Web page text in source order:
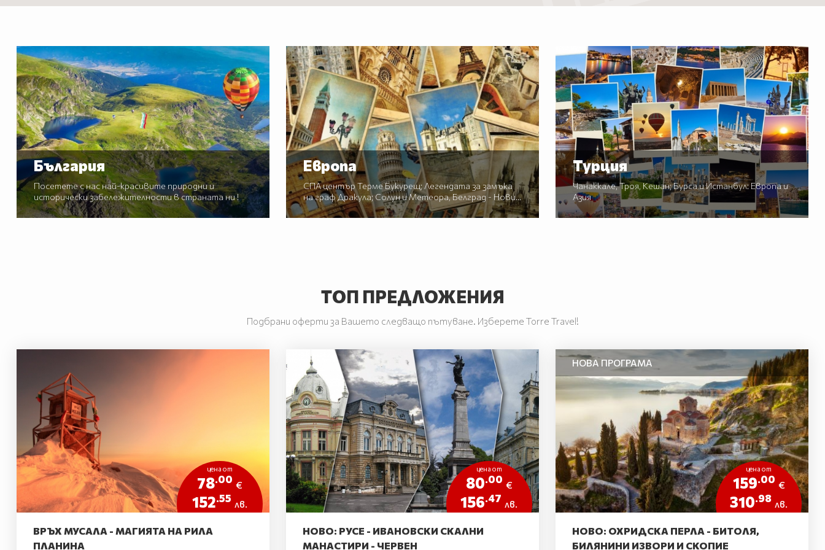
България
Посетете с нас най-красивите природни и
исторически забележителности в страната ни !
Европа
СПА център Терме Букурещ; Легендата за замъка
на граф Дракула; Солун и Метеора, Белград - Нови
Сад - Сремски Карловци - Ниш
Турция
Чанаккале, Троя, Кешан; Бурса и Истанбул: Европа и
Азия
ТОП ПРЕДЛОЖЕНИЯ
Подбрани оферти за Вашето следващо пътуване. Изберете Torre Travel!
цена от
78.00 €
152.55 лв.
ВРЪХ МУСАЛА - МАГИЯТА НА РИЛА
ПЛАНИНА
цена от
80.00 €
156.47 лв.
НОВО: РУСЕ - ИВАНОВСКИ СКАЛНИ
МАНАСТИРИ - ЧЕРВЕН
НОВА ПРОГРАМА
цена от
159.00 €
310.98 лв.
НОВО: ОХРИДСКА ПЕРЛА - БИТОЛЯ,
БИЛЯНИНИ ИЗВОРИ И СКОПИЕ